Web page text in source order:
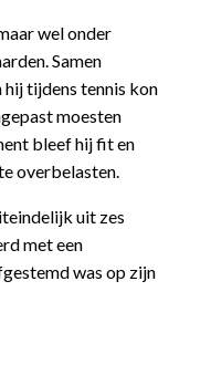
wel onder
Samen
tijdens tennis kon
moesten
bleef hij fit en
overbelasten.
uit zes
met een
was op zijn